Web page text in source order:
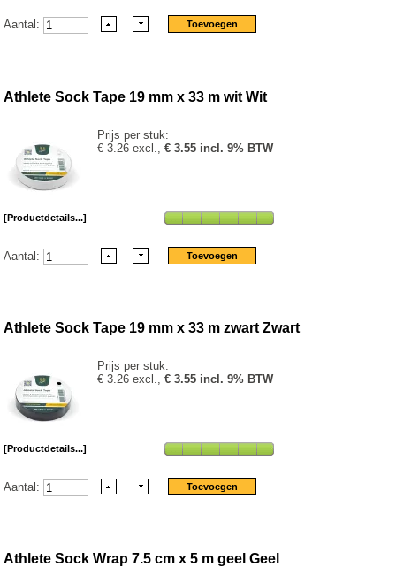
Aantal:
Athlete Sock Tape 19 mm x 33 m wit Wit
Prijs per stuk:
€ 3.26 excl.,€ 3.55 incl. 9% BTW
[Productdetails...]
Aantal:
Athlete Sock Tape 19 mm x 33 m zwart Zwart
Prijs per stuk:
€ 3.26 excl.,€ 3.55 incl. 9% BTW
[Productdetails...]
Aantal:
Athlete Sock Wrap 7.5 cm x 5 m geel Geel